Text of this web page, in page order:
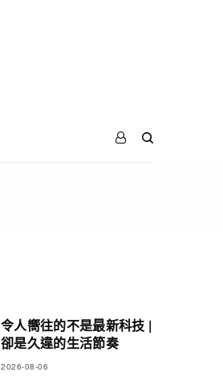
令人嚮往的不是最新科技 |
卻是久違的生活節奏
2026-08-06